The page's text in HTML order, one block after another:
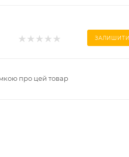
ЗАЛИШИТИ
про цей товар